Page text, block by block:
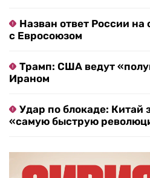
Назван ответ России
с Евросоюзом
Трамп: США ведут
Ираном
Удар по блокаде: Китай
«самую быструю